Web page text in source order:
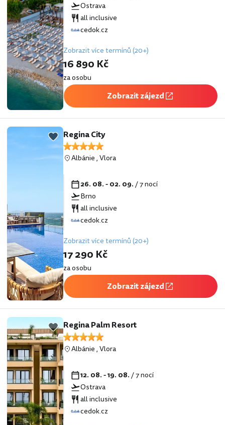
Ostrava
all inclusive
cedok.cz
Zobrazit více termínů (20+)
16 890 Kč
za osobu
Zobrazit zájezd
Regina City
Albánie,Vlora
26. 08. - 02. 09./ 7 nocí
Brno
all inclusive
cedok.cz
Zobrazit více termínů (20+)
17 290 Kč
za osobu
Zobrazit zájezd
Regina Palm Resort
Albánie,Vlora
12. 08. - 19. 08./ 7 nocí
Ostrava
all inclusive
cedok.cz